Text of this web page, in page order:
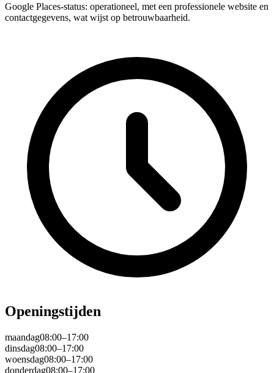
Google Places-status: operationeel, met een professionele website en
contactgegevens, wat wijst op betrouwbaarheid.
Openingstijden
maandag08:00–17:00
dinsdag08:00–17:00
woensdag08:00–17:00
donderdag08:00–17:00